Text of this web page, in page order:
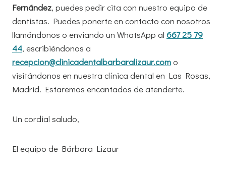
Fernández, puedes pedir cita con nuestro equipo de
dentistas. Puedes ponerte en contacto con nosotros
llamándonos o enviando un WhatsApp al 667 25 79
44, escribiéndonos a
recepcion@clinicadentalbarbaralizaur.como
visitándonos en nuestra clínica dental en Las Rosas,
Madrid. Estaremos encantados de atenderte.
Un cordial saludo,
El equipo de Bárbara Lizaur